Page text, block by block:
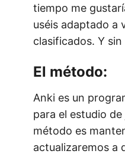
tiempo me
uséis adaptado a
clasificados. Y
El método:
Anki es un
para el estudio
método es
actualizaremos a